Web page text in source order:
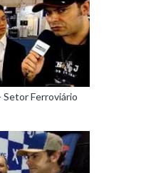
Setor Ferroviário